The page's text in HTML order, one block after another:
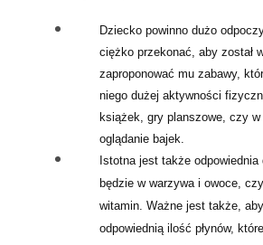
Dziecko powinno dużo
ciężko przekonać, aby został
zaproponować mu zabawy,
niego dużej aktywności
książek, gry planszowe, czy
oglądanie bajek.
Istotna jest także
będzie w warzywa i owoce,
witamin. Ważne jest także,
odpowiednią ilość płynów,